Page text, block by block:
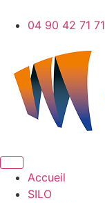
04 90 42 71 71
Accueil
SILO